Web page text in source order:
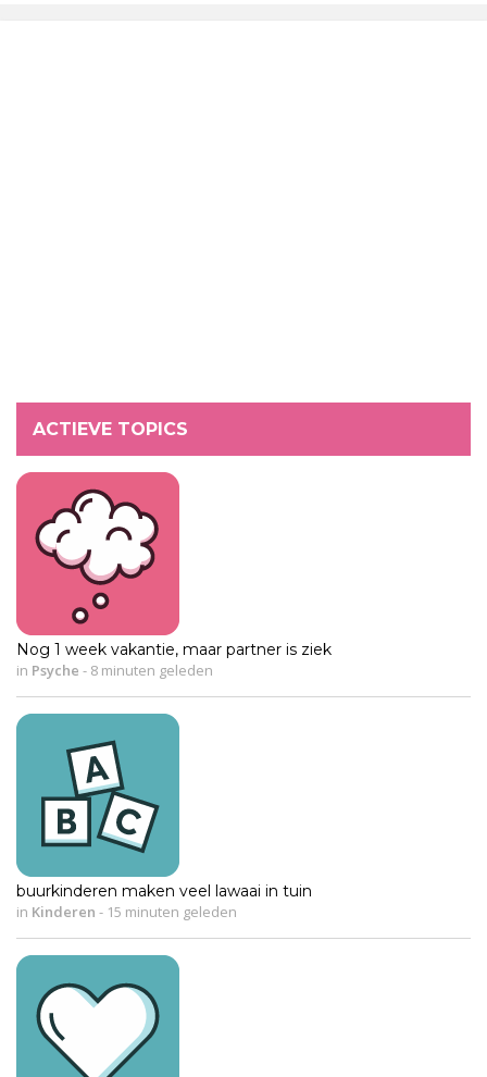
ACTIEVE TOPICS
Nog 1 week vakantie, maar partner is ziek
in Psyche - 8 minuten geleden
buurkinderen maken veel lawaai in tuin
in Kinderen - 15 minuten geleden